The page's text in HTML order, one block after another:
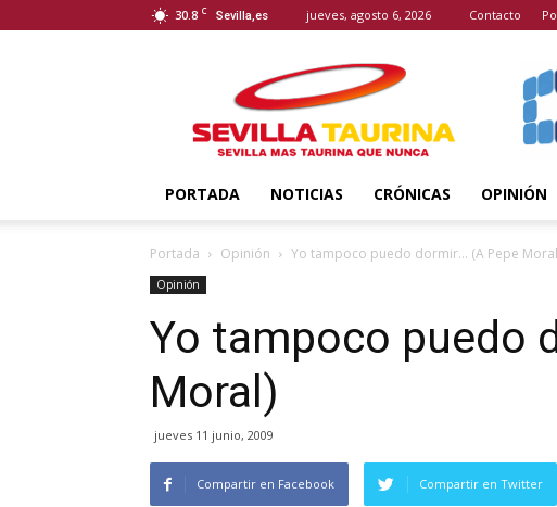
30.8 C Sevilla,es jueves, agosto 6, 2026 Contacto
Taurina
PORTADA NOTICIAS CRÓNICAS OPINIÓN
Portada Opinión Yo tampoco puedo dormir… (A Pepe
Opinión
Yo tampoco puedo
Moral)
jueves 11 junio, 2009
Compartir en Facebook Compartir en Twitter